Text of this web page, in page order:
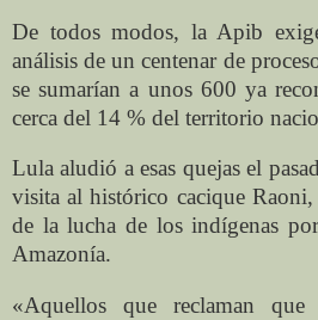
De todos modos, la Apib
análisis de un centenar de
se sumarían a unos 600 ya
cerca del 14 % del territorio
Lula aludió a esas quejas el
visita al histórico cacique
de la lucha de los indígenas
Amazonía.
«Aquellos que reclaman